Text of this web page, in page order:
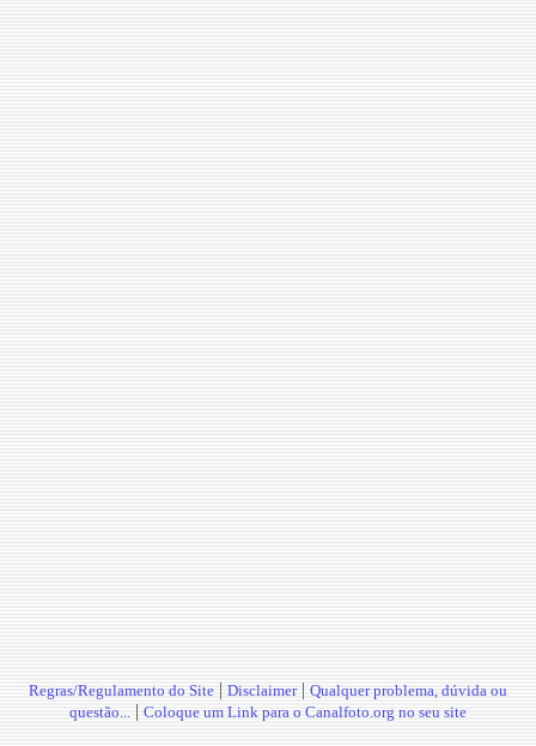
Regras/Regulamento do Site | Disclaimer| Qualquer problema, dúvida ou
questão... | Coloque um Link para o Canalfoto.org no seu site